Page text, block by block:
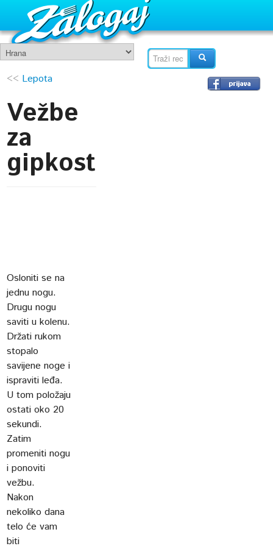
<< Lepota
Vežbe
za
gipkost
Osloniti se na
jednu nogu.
Drugu nogu
saviti u kolenu.
Držati rukom
stopalo
savijene noge i
ispraviti leđa.
U tom položaju
ostati oko 20
sekundi.
Zatim
promeniti nogu
i ponoviti
vežbu.
Nakon
nekoliko dana
telo će vam
biti